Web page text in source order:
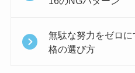
無駄な努力をゼロ
格の選び方